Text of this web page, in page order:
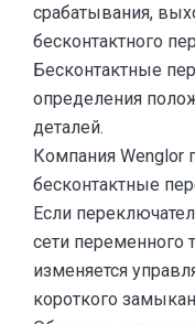
срабатывания,
бесконтактного
Бесконтактные
определения
деталей.
Компания Wenglor
бесконтактные
Если
сети переменного
изменяется
короткого